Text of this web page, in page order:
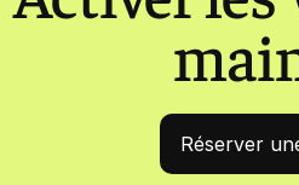
Réserver